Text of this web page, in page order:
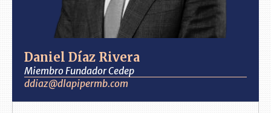
Daniel Díaz Rivera
Miembro Fundador Cedep
ddiaz@dlapipermb.com